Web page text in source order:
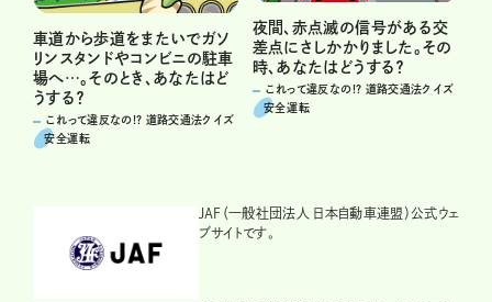
車道から歩道をまたいでガソ
リンスタンドやコンビニの駐車
場へ…。そのとき、あなたはど
うする？
これって違反なの!? 道路交通法クイズ
安全運転
夜間、赤点滅の信号がある交
差点にさしかかりました。その
時、あなたはどうする？
これって違反なの!? 道路交通法クイズ
安全運転
JAF（一般社団法人 日本自動車連盟）公式ウェ
ブサイトです。